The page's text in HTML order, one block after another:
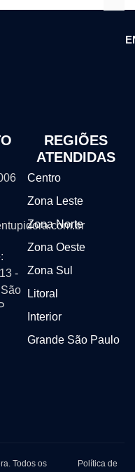
-
REGIÕES
ATENDIDAS
Centro
Zona Leste
Zona Norte
Zona Oeste
Zona Sul
Litoral
Interior
Grande São Paulo
Todos os
Política de